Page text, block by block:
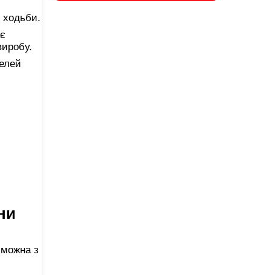
ходьби.
можна з